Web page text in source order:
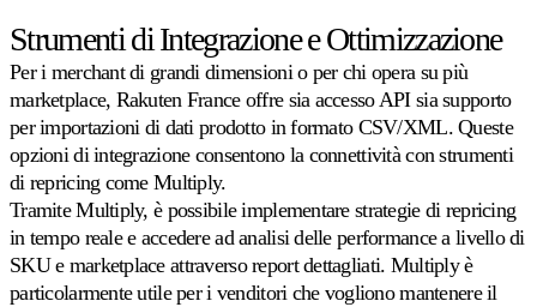
Strumenti di Integrazione e Ottimizzazione
Per i merchant di grandi dimensioni o per chi opera su più
marketplace, Rakuten France offre sia accesso API sia supporto
per importazioni di dati prodotto in formato CSV/XML. Queste
opzioni di integrazione consentono la connettività con strumenti
di repricing come Multiply.
Tramite Multiply, è possibile implementare strategie di repricing
in tempo reale e accedere ad analisi delle performance a livello di
SKU e marketplace attraverso report dettagliati. Multiply è
particolarmente utile per i venditori che vogliono mantenere il